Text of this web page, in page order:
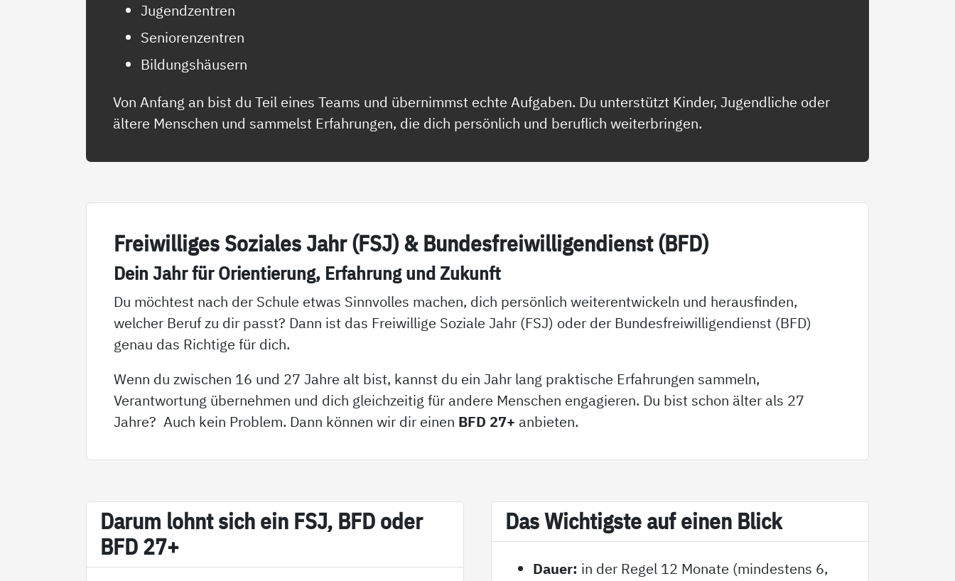
Jugendzentren
Seniorenzentren
Bildungshäusern
Von Anfang an bist du Teil eines Teams und übernimmst echte Aufgaben. Du unterstützt Kinder, Jugendliche oder
ältere Menschen und sammelst Erfahrungen, die dich persönlich und beruflich weiterbringen.
Frei­wil­li­ges So­zia­les Jahr (FSJ) & Bun­des­f­rei­wil­li­gen­di­enst (BFD)
Dein Jahr für Ori­en­tie­rung, Er­fah­rung und Zu­kunft
Du möchtest nach der Schule etwas Sinnvolles machen, dich persönlich weiterentwickeln und herausfinden,
welcher Beruf zu dir passt? Dann ist das Freiwillige Soziale Jahr (FSJ) oder der Bundesfreiwilligendienst (BFD)
genau das Richtige für dich.
Wenn du zwischen 16 und 27 Jahre alt bist, kannst du ein Jahr lang praktische Erfahrungen sammeln,
Verantwortung übernehmen und dich gleichzeitig für andere Menschen engagieren. Du bist schon älter als 27
Jahre? Auch kein Problem. Dann können wir dir einen BFD 27+ anbieten.
Dar­um lohnt sich ein FSJ, BFD oder
BFD 27+
Das Wich­tigs­te auf ei­nen Blick
Dauer: in der Regel 12 Monate (mindestens 6,